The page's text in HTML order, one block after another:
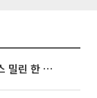
[베스트&워스트] 삼성전자·SK하이닉스 밀린 한 주…상상인증권은 85% 급등